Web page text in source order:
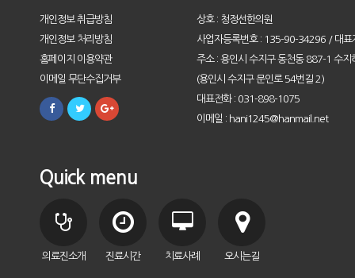
개인정보 취급방침
개인정보 처리방침
홈페이지 이용약관
이메일 무단수집거부
상호 : 청정선한의원
사업자등록번호 : 135-90-34296 / 대표
주소 : 용인시 수지구 동천동 887-1 수지
(용인시 수지구 문인로 54번길 2)
대표전화 : 031-898-1075
이메일 : hani1245@hanmail.net
Quick menu
의료진소개 진료시간 치료사례 오시는길